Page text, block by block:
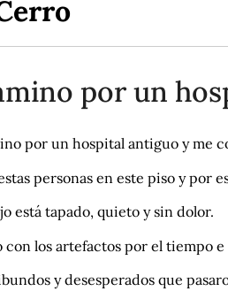
por un
por un hospital antiguo y me
personas en este piso y por
está tapado, quieto y sin dolor.
con los artefactos por el tiempo
y desesperados que